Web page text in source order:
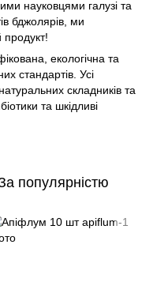
науковцями галузі та
бджолярів, ми
продукт!
екологічна та
стандартів. Усі
складників та
та шкідливі
популярністю